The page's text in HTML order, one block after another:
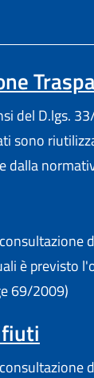
del D.lgs.
sono
dalla
è previsto
69/2009)